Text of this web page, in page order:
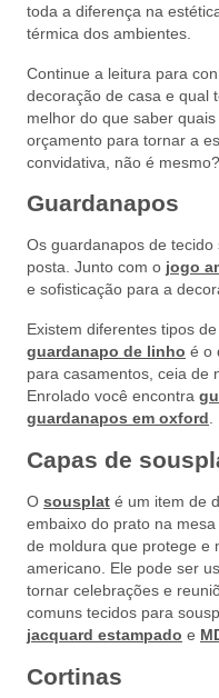
toda a diferença na
térmica dos ambientes.
Continue a leitura para
decoração de casa e qual
melhor do que saber
orçamento para tornar a
convidativa, não é mesmo?
Guardanapos
Os guardanapos de
posta. Junto com o jogo
e sofisticação para a
Existem diferentes tipos
guardanapo de linho é o
para casamentos, ceia de
Enrolado você encontra
guardanapos em oxford.
Capas de
O sousplat é um item de
embaixo do prato na
de moldura que protege e
americano. Ele pode ser
tornar celebrações e
comuns tecidos para
jacquard estampado e
Cortinas